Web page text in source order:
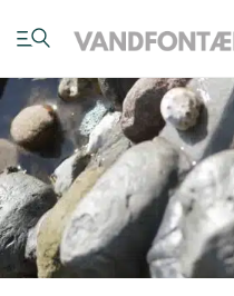
Have vandfontæner
Indendørs vandfontæner